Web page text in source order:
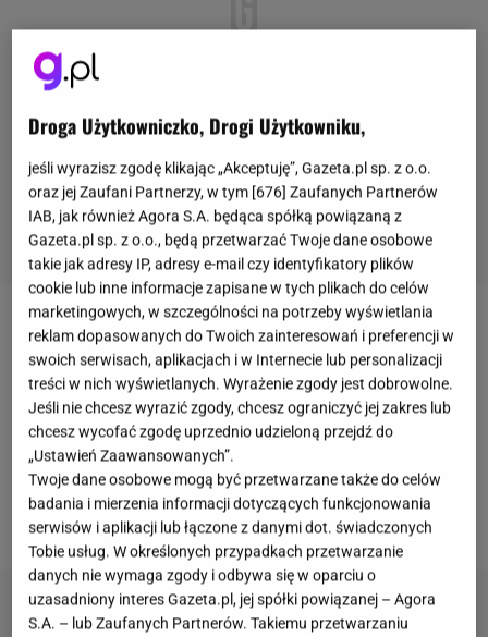
Wiosną przyroda budzi się do życia, a drzewa
rozpoczynają intensywny transport wody i
składników odżywczych. To właśnie wtedy można
pozyskać naturalny sok, który od wieków
wykorzystywano jako sezonowy napój. Większość
osób kojarzy ten zwyczaj z brzozą, jednak równie
ciekawym źródłem jest klon.
Droga Użytkowniczko, Drogi Użytkowniku,
jeśli wyrazisz zgodę klikając „Akceptuję”, Gazeta.pl sp. z o.o.
oraz jej Zaufani Partnerzy, w tym [676] Zaufanych Partnerów
IAB, jak również Agora S.A. będąca spółką powiązaną z
Gazeta.pl sp. z o.o., będą przetwarzać Twoje dane osobowe
takie jak adresy IP, adresy e-mail czy identyfikatory plików
cookie lub inne informacje zapisane w tych plikach do celów
marketingowych, w szczególności na potrzeby wyświetlania
reklam dopasowanych do Twoich zainteresowań i preferencji w
swoich serwisach, aplikacjach i w Internecie lub personalizacji
treści w nich wyświetlanych. Wyrażenie zgody jest dobrowolne.
Jeśli nie chcesz wyrazić zgody, chcesz ograniczyć jej zakres lub
chcesz wycofać zgodę uprzednio udzieloną przejdź do
„Ustawień Zaawansowanych”.
Twoje dane osobowe mogą być przetwarzane także do celów
badania i mierzenia informacji dotyczących funkcjonowania
serwisów i aplikacji lub łączone z danymi dot. świadczonych
Tobie usług. W określonych przypadkach przetwarzanie
danych nie wymaga zgody i odbywa się w oparciu o
uzasadniony interes Gazeta.pl, jej spółki powiązanej – Agora
S.A. – lub Zaufanych Partnerów. Takiemu przetwarzaniu